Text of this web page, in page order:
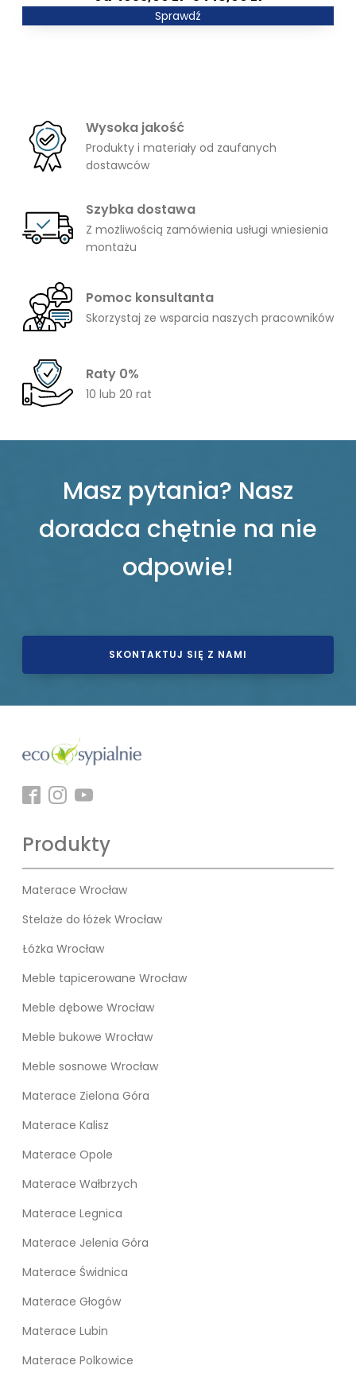
3222,00 złSprawdź
Wysoka jakość
Produkty i materiały od zaufanych
dostawców
Szybka dostawa
Z możliwością zamówienia usługi wniesienia
montażu
Pomoc konsultanta
Skorzystaj ze wsparcia naszych pracowników
Raty 0%
10 lub 20 rat
Masz pytania? Nasz
doradca chętnie na nie
odpowie!
SKONTAKTUJ SIĘ Z NAMI
Produkty
Materace Wrocław
Stelaże do łóżek Wrocław
Łóżka Wrocław
Meble tapicerowane Wrocław
Meble dębowe Wrocław
Meble bukowe Wrocław
Meble sosnowe Wrocław
Materace Zielona Góra
Materace Kalisz
Materace Opole
Materace Wałbrzych
Materace Legnica
Materace Jelenia Góra
Materace Świdnica
Materace Głogów
Materace Lubin
Materace Polkowice